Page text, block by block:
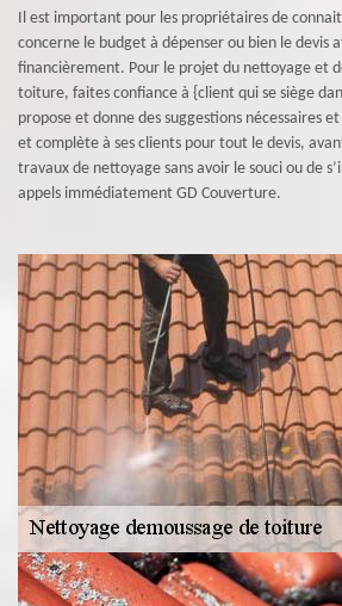
Il est important pour les propriétaires de
concerne le budget à dépenser ou bien le devis
financièrement. Pour le projet du nettoyage et
toiture, faites confiance à {client qui se siège
propose et donne des suggestions nécessaires
et complète à ses clients pour tout le devis,
travaux de nettoyage sans avoir le souci ou de
appels immédiatement GD Couverture.